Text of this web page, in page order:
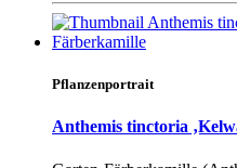
Pflanzenportrait
Anthemis tinctoria